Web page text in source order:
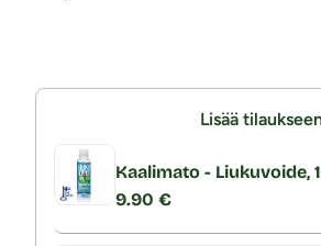
Lisää
Kaalimato - Liukuvoide,
9.90 €